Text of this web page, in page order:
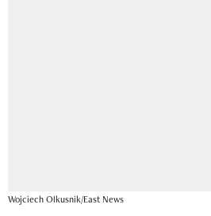
Wojciech Olkusnik/East News